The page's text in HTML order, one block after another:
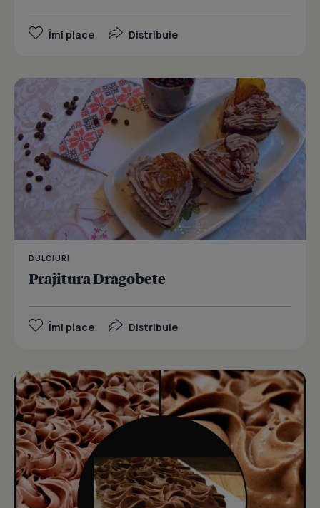
Îmi place Distribuie
DULCIURI
Prajitura Dragobete
Îmi place Distribuie